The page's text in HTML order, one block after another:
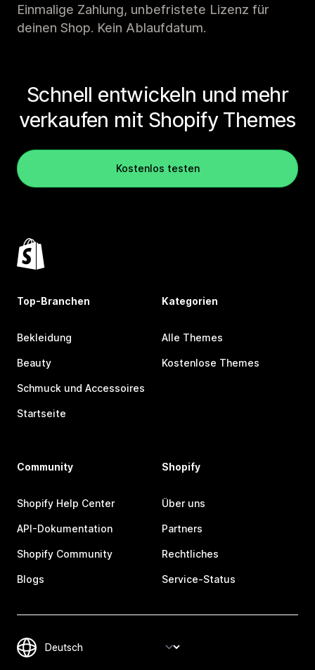
Einmalige Zahlung, unbefristete Lizenz für
deinen Shop. Kein Ablaufdatum.
Schnell entwickeln und mehr
verkaufen mit Shopify Themes
Kostenlos testen
Top-Branchen
Bekleidung
Beauty
Schmuck und Accessoires
Startseite
Kategorien
Alle Themes
Kostenlose Themes
Community
Shopify Help Center
API-Dokumentation
Shopify Community
Blogs
Shopify
Über uns
Partners
Rechtliches
Service-Status